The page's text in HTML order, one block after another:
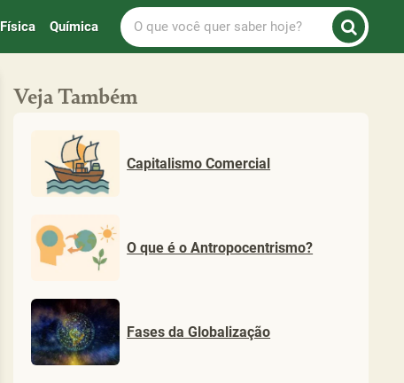
Física Química
O
que
você
saber
Veja Também
Capitalismo Comercial
O que é o Antropocentrismo?
Fases da Globalização